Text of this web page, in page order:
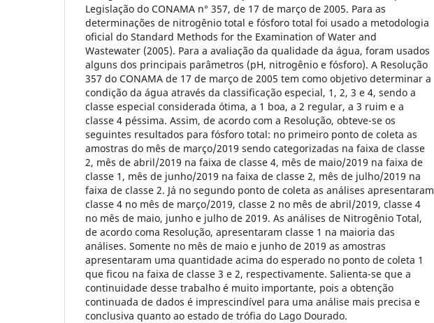
Legislação do CONAMA n° 357, de 17 de março de 2005. Para as
determinações de nitrogênio total e fósforo total foi usado a metodologia
oficial do Standard Methods for the Examination of Water and
Wastewater (2005). Para a avaliação da qualidade da água, foram usados
alguns dos principais parâmetros (pH, nitrogênio e fósforo). A Resolução
357 do CONAMA de 17 de março de 2005 tem como objetivo determinar a
condição da água através da classificação especial, 1, 2, 3 e 4, sendo a
classe especial considerada ótima, a 1 boa, a 2 regular, a 3 ruim e a
classe 4 péssima. Assim, de acordo com a Resolução, obteve-se os
seguintes resultados para fósforo total: no primeiro ponto de coleta as
amostras do mês de março/2019 sendo categorizadas na faixa de classe
2, mês de abril/2019 na faixa de classe 4, mês de maio/2019 na faixa de
classe 1, mês de junho/2019 na faixa de classe 2, mês de julho/2019 na
faixa de classe 2. Já no segundo ponto de coleta as análises apresentaram
classe 4 no mês de março/2019, classe 2 no mês de abril/2019, classe 4
no mês de maio, junho e julho de 2019. As análises de Nitrogênio Total,
de acordo coma Resolução, apresentaram classe 1 na maioria das
análises. Somente no mês de maio e junho de 2019 as amostras
apresentaram uma quantidade acima do esperado no ponto de coleta 1
que ficou na faixa de classe 3 e 2, respectivamente. Salienta-se que a
continuidade desse trabalho é muito importante, pois a obtenção
continuada de dados é imprescindível para uma análise mais precisa e
conclusiva quanto ao estado de trófia do Lago Dourado.